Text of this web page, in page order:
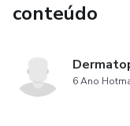
conteúdo
6 Ano